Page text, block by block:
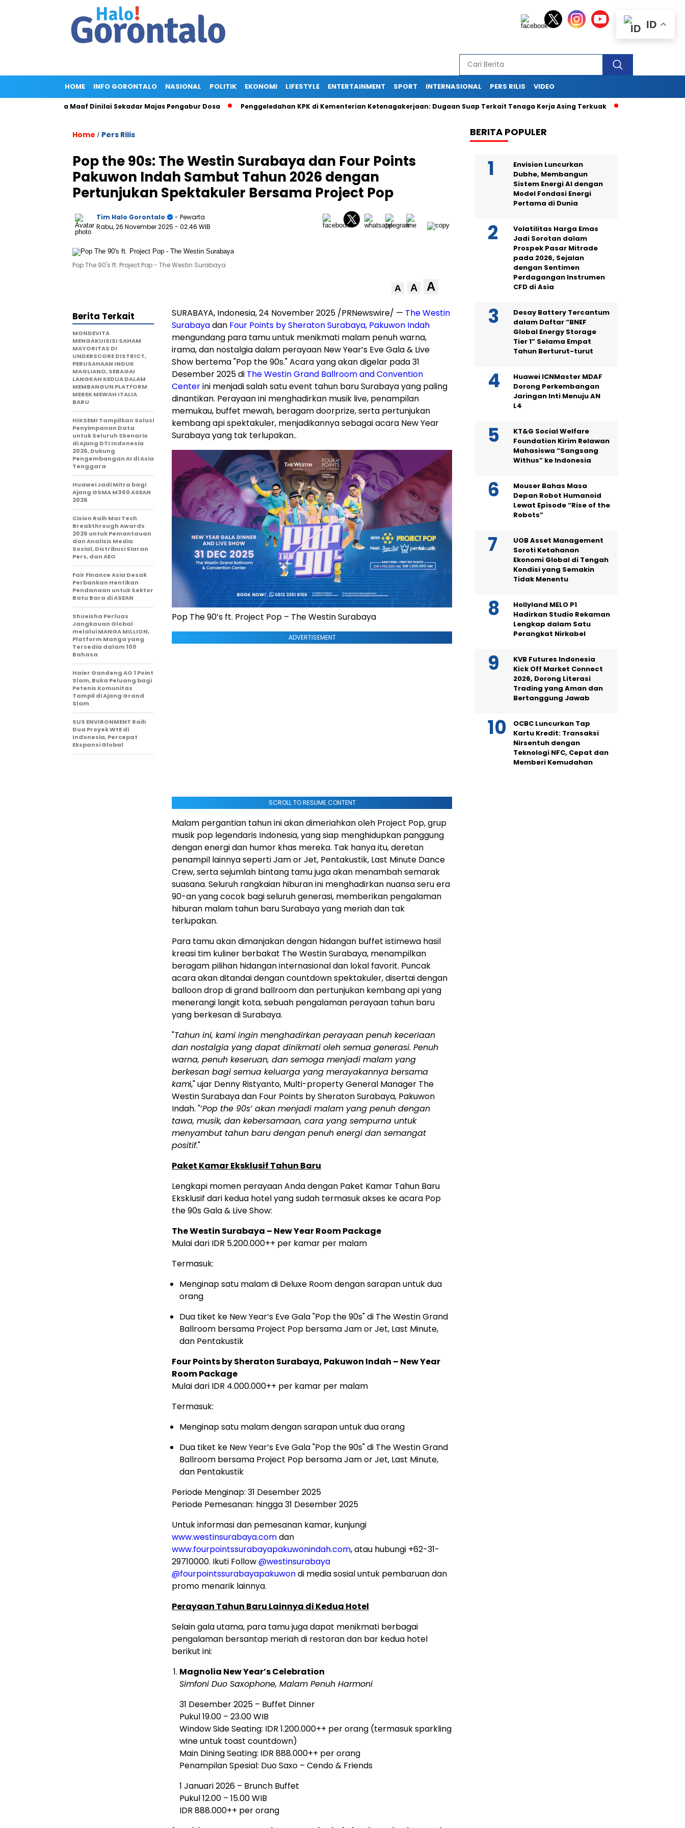
HOME INFO GORONTALO NASIONAL POLITIK EKONOMI LIFESTYLE ENTERTAINMENT SPORT INTERNASIONAL PERS RILIS VIDEO
Minta Maaf Dinilai Sekadar Majas Pengabur Dosa Penggeledahan KPK di Kementerian Ketenagakerjaan: Dugaan Suap Terkait Tenaga Kerja Asing Terkuak Drama di Balik Sidang
Home / Pers Rilis
Pop the 90s: The Westin Surabaya dan Four Points
Pakuwon Indah Sambut Tahun 2026 dengan
Pertunjukan Spektakuler Bersama Project Pop
Tim Halo Gorontalo
- Pewarta
Rabu, 26 November 2025 - 02:46 WIB
Pop The 90's ft. Project Pop - The Westin Surabaya
A A A
SURABAYA, Indonesia,24 November 2025 /PRNewswire/ — The Westin
Surabayadan Four Points by Sheraton Surabaya, Pakuwon Indah
mengundang para tamu untuk menikmati malam penuh warna,
irama, dan nostalgia dalam perayaan New Year’s Eve Gala& Live
Show bertema "Pop the 90s." Acara yang akan digelar pada 31
Desember 2025 di The Westin Grand Ballroom and Convention
Centerini menjadi salah satu event tahun baruSurabayayang paling
dinantikan. Perayaan ini menghadirkan musik live, penampilan
memukau, buffet mewah, beragam doorprize, serta pertunjukan
kembang api spektakuler, menjadikannya sebagai acara New Year
Surabaya yang tak terlupakan..
Pop The 90’s ft. Project Pop – The Westin Surabaya
ADVERTISEMENT
SCROLL TO RESUME CONTENT
Malam pergantian tahun ini akan dimeriahkan oleh Project Pop, grup
musik pop legendaris Indonesia, yang siap menghidupkan panggung
dengan energi dan humor khas mereka. Tak hanya itu, deretan
penampil lainnya seperti Jam or Jet, Pentakustik, Last Minute Dance
Crew, serta sejumlah bintang tamu juga akan menambah semarak
suasana. Seluruh rangkaian hiburan ini menghadirkan nuansa seru era
90-an yang cocok bagi seluruh generasi, memberikan pengalaman
hiburan malam tahun baruSurabayayang meriah dan tak
terlupakan.
Para tamu akan dimanjakan dengan hidangan buffet istimewa hasil
kreasi tim kuliner berbakat The Westin Surabaya, menampilkan
beragam pilihan hidangan internasional dan lokal favorit. Puncak
acara akan ditandai dengan countdown spektakuler, disertai dengan
balloon drop di grand ballroom dan pertunjukan kembang api yang
menerangi langit kota, sebuah pengalaman perayaan tahun baru
yang berkesan diSurabaya.
"Tahun ini, kami ingin menghadirkan perayaan penuh keceriaan
dan nostalgia yang dapat dinikmati oleh semua generasi. Penuh
warna, penuh keseruan, dan semoga menjadi malam yang
berkesan bagi semua keluarga yang merayakannya bersama
kami," ujar Denny Ristyanto, Multi-property General Manager The
Westin Surabaya dan Four Points by Sheraton Surabaya, Pakuwon
Indah. "’Pop the 90s’ akan menjadi malam yang penuh dengan
tawa, musik, dan kebersamaan, cara yang sempurna untuk
menyambut tahun baru dengan penuh energi dan semangat
positif."
Paket Kamar Eksklusif Tahun Baru
Lengkapi momen perayaan Anda dengan Paket Kamar Tahun Baru
Eksklusif dari kedua hotel yang sudah termasuk akses ke acara Pop
the 90s Gala & Live Show:
The Westin Surabaya – New Year Room Package
Mulai dari IDR 5.200.000++ per kamar per malam
Termasuk:
Menginap satu malam di Deluxe Room dengan sarapan untuk dua
orang
Dua tiket ke New Year’s Eve Gala "Pop the 90s" di The Westin Grand
Ballroom bersama Project Pop bersama Jam or Jet, Last Minute,
dan Pentakustik
Four Points by Sheraton Surabaya, Pakuwon Indah – New Year
Room Package
Mulai dari IDR 4.000.000++ per kamar per malam
Termasuk:
Menginap satu malam dengan sarapan untuk dua orang
Dua tiket ke New Year’s Eve Gala "Pop the 90s" di The Westin Grand
Ballroom bersama Project Pop bersama Jam or Jet, Last Minute,
dan Pentakustik
Periode Menginap: 31 Desember 2025
Periode Pemesanan: hingga 31 Desember 2025
Untuk informasi dan pemesanan kamar, kunjungi
www.westinsurabaya.comdan
www.fourpointssurabayapakuwonindah.com, atau hubungi +62-31-
29710000. Ikuti Follow@westinsurabaya
@fourpointssurabayapakuwondi media sosial untuk pembaruan dan
promo menarik lainnya.
Perayaan Tahun Baru Lainnya di Kedua Hotel
Selain gala utama, para tamu juga dapat menikmati berbagai
pengalaman bersantap meriah di restoran dan bar kedua hotel
berikut ini:
Magnolia New Year’s Celebration
Simfoni Duo Saxophone, Malam Penuh Harmoni
31 Desember 2025 – Buffet Dinner
Pukul 19.00 – 23.00 WIB
Window Side Seating: IDR 1.200.000++ per orang (termasuk sparkling
wine untuk toast countdown)
Main Dining Seating: IDR 888.000++ per orang
Penampilan Spesial: Duo Saxo – Cendo & Friends
1 Januari 2026 – Brunch Buffet
Pukul 12.00 – 15.00 WIB
IDR 888.000++ per orang
Berita Terkait
MONDEVITA
MENGAKUISISI SAHAM
MAYORITAS DI
UNDERSCORE DISTRICT,
PERUSAHAAN INDUK
MAGLIANO, SEBAGAI
LANGKAH KEDUA DALAM
MEMBANGUN PLATFORM
MEREK MEWAH ITALIA
BARU
HIKSEMI Tampilkan Solusi
Penyimpanan Data
untuk Seluruh Skenario
di Ajang DTI Indonesia
2026, Dukung
Pengembangan AI di Asia
Tenggara
Huawei Jadi Mitra bagi
Ajang GSMA M360 ASEAN
2026
Cision Raih MarTech
Breakthrough Awards
2026 untuk Pemantauan
dan Analisis Media
Sosial, Distribusi Siaran
Pers, dan AEO
Fair Finance Asia Desak
Perbankan Hentikan
Pendanaan untuk Sektor
Batu Bara di ASEAN
Shueisha Perluas
Jangkauan Global
melalui MANGA MILLION,
Platform Manga yang
Tersedia dalam 100
Bahasa
Haier Gandeng AO 1 Point
Slam, Buka Peluang bagi
Petenis Komunitas
Tampil di Ajang Grand
Slam
SUS ENVIRONMENT Raih
Dua Proyek WtE di
Indonesia, Percepat
Ekspansi Global
BERITA POPULER
Envision Luncurkan
Dubhe, Membangun
Sistem Energi AI dengan
Model Fondasi Energi
Pertama di Dunia
Volatilitas Harga Emas
Jadi Sorotan dalam
Prospek Pasar Mitrade
pada 2026, Sejalan
dengan Sentimen
Perdagangan Instrumen
CFD di Asia
Desay Battery Tercantum
dalam Daftar “BNEF
Global Energy Storage
Tier 1” Selama Empat
Tahun Berturut-turut
Huawei ICNMaster MDAF
Dorong Perkembangan
Jaringan Inti Menuju AN
L4
KT&G Social Welfare
Foundation Kirim Relawan
Mahasiswa “Sangsang
Withus” ke Indonesia
Mouser Bahas Masa
Depan Robot Humanoid
Lewat Episode “Rise of the
Robots”
UOB Asset Management
Soroti Ketahanan
Ekonomi Global di Tengah
Kondisi yang Semakin
Tidak Menentu
Hollyland MELO P1
Hadirkan Studio Rekaman
Lengkap dalam Satu
Perangkat Nirkabel
KVB Futures Indonesia
Kick Off Market Connect
2026, Dorong Literasi
Trading yang Aman dan
Bertanggung Jawab
OCBC Luncurkan Tap
Kartu Kredit: Transaksi
Nirsentuh dengan
Teknologi NFC, Cepat dan
Memberi Kemudahan
ID